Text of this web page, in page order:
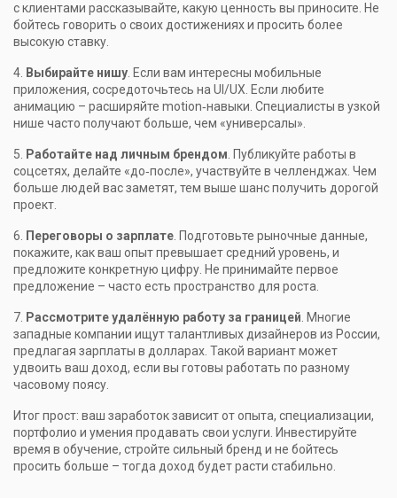
с клиентами рассказывайте, какую ценность вы приносите. Не
бойтесь говорить о своих достижениях и просить более
высокую ставку.
4. Выбирайте нишу . Если вам интересны мобильные
приложения, сосредоточьтесь на UI/UX. Если любите
анимацию – расширяйте motion‑навыки. Специалисты в узкой
нише часто получают больше, чем «универсалы».
5. Работайте над личным брендом . Публикуйте работы в
соцсетях, делайте «до‑после», участвуйте в челленджах. Чем
больше людей вас заметят, тем выше шанс получить дорогой
проект.
6. Переговоры о зарплате . Подготовьте рыночные данные,
покажите, как ваш опыт превышает средний уровень, и
предложите конкретную цифру. Не принимайте первое
предложение – часто есть пространство для роста.
7. Рассмотрите удалённую работу за границей . Многие
западные компании ищут талантливых дизайнеров из России,
предлагая зарплаты в долларах. Такой вариант может
удвоить ваш доход, если вы готовы работать по разному
часовому поясу.
Итог прост: ваш заработок зависит от опыта, специализации,
портфолио и умения продавать свои услуги. Инвестируйте
время в обучение, стройте сильный бренд и не бойтесь
просить больше – тогда доход будет расти стабильно.